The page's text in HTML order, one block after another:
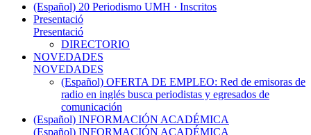
(Español) 20 Periodismo UMH · Inscritos
Presentació
Presentació
DIRECTORIO
NOVEDADES
NOVEDADES
(Español) OFERTA DE EMPLEO: Red de emisoras de
radio en inglés busca periodistas y egresados de
comunicación
(Español) INFORMACIÓN ACADÉMICA
(Español) INFORMACIÓN ACADÉMICA